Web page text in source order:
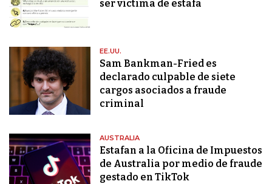
ser víctima de estafa
EE.UU.
Sam Bankman-Fried es
declarado culpable de siete
cargos asociados a fraude
criminal
AUSTRALIA
Estafan a la Oficina de Impuestos
de Australia por medio de fraude
gestado en TikTok